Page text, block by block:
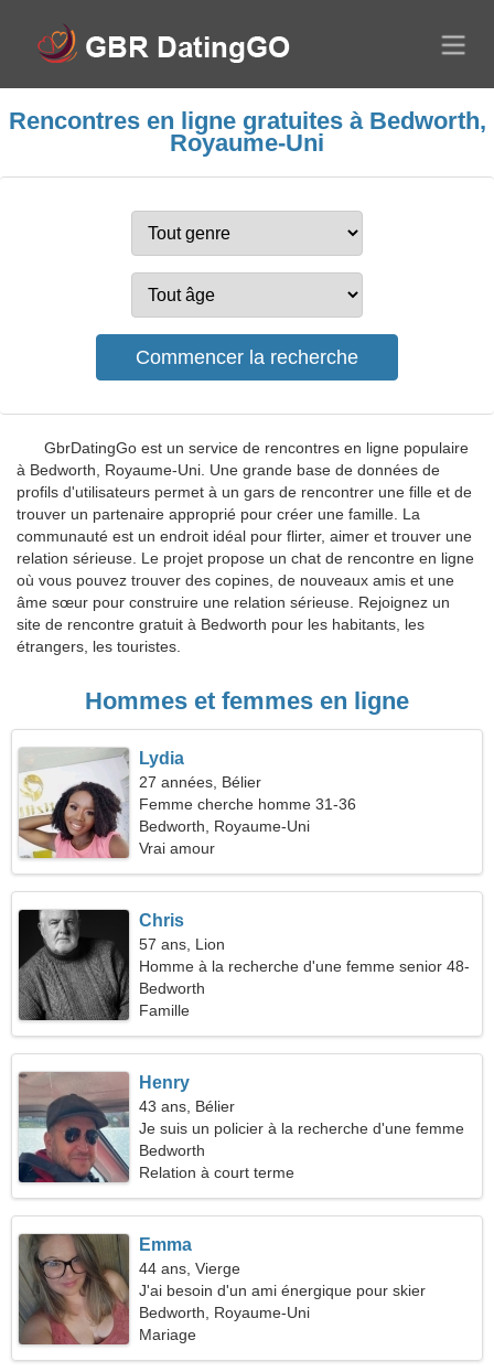
Rencontres en ligne gratuites à Bedworth,
Royaume-Uni
GbrDatingGo est un service de rencontres en ligne populaire
à Bedworth, Royaume-Uni. Une grande base de données de
profils d'utilisateurs permet à un gars de rencontrer une fille et de
trouver un partenaire approprié pour créer une famille. La
communauté est un endroit idéal pour flirter, aimer et trouver une
relation sérieuse. Le projet propose un chat de rencontre en ligne
où vous pouvez trouver des copines, de nouveaux amis et une
âme sœur pour construire une relation sérieuse. Rejoignez un
site de rencontre gratuit à Bedworth pour les habitants, les
étrangers, les touristes.
Hommes et femmes en ligne
Lydia
27 années, Bélier
Femme cherche homme 31-36
Bedworth, Royaume-Uni
Vrai amour
Chris
57 ans, Lion
Homme à la recherche d'une femme senior 48-
54
Bedworth
Famille
Henry
43 ans, Bélier
Je suis un policier à la recherche d'une femme
sociable
Bedworth
Relation à court terme
Emma
44 ans, Vierge
J'ai besoin d'un ami énergique pour skier
ensemble
Bedworth, Royaume-Uni
Mariage